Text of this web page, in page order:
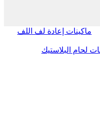
ماكينات إعادة لف اللف
لحام البلاستيك